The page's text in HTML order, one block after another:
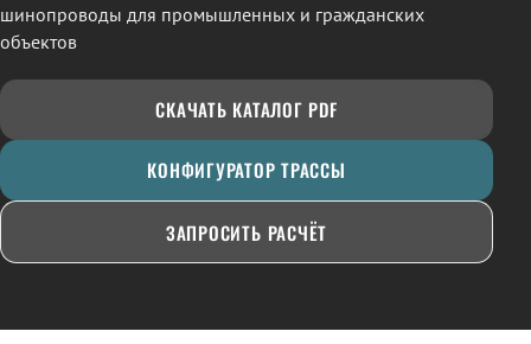
шинопроводы для промышленных и гражданских
объектов
СКАЧАТЬ КАТАЛОГ PDF
КОНФИГУРАТОР ТРАССЫ
ЗАПРОСИТЬ РАСЧЁТ